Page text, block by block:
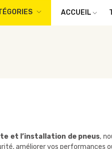
ACCUEIL
et l’installation de pneus,
améliorer vos performances